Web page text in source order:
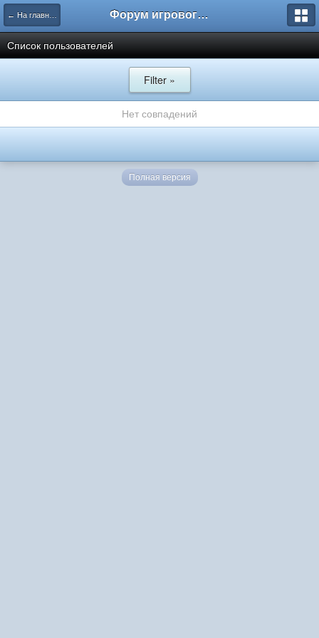
← На главную Форум игрового проекта Riverrise
Список пользователей
Filter »
Нет совпадений
Полная версия